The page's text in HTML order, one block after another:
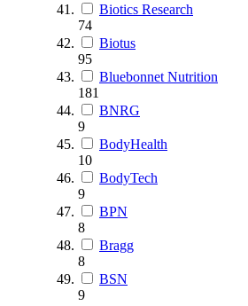
Biotics Research
74
Biotus
95
Bluebonnet Nutrition
181
BNRG
9
BodyHealth
10
BodyTech
9
BPN
8
Bragg
8
BSN
9